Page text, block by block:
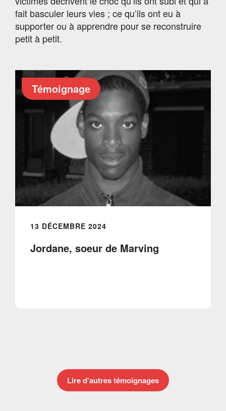
fait basculer leurs vies ; ce qu’ils ont eu à
supporter ou à apprendre pour se reconstruire
petit à petit.
Témoignage
13 DÉCEMBRE 2024
Jordane, soeur de Marving
Lire d'autres témoignages